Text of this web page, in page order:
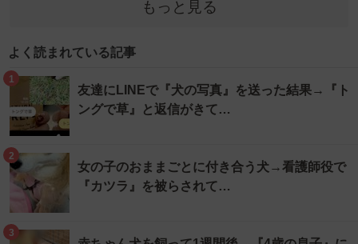
もっと見る
よく読まれている記事
1
友達にLINEで『犬の写真』を送った結果→『ト
ングで草』と返信がきて…
2
女の子のおままごとに付き合う犬→看護師役で
『カツラ』を被らされて…
3